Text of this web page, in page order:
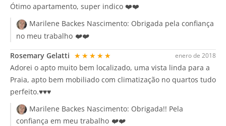
Ótimo apartamento, super indico ❤️❤️
Marilene Backes Nascimento: Obrigada pela confiança
no meu trabalho ❤️❤️
enero de 2018
Rosemary Gelatti ★★★★★
Adorei o apto muito bem localizado, uma vista linda para a
Praia, apto bem mobiliado com climatização no quartos tudo
perfeito.♥♥♥
Marilene Backes Nascimento: Obrigada!! Pela
confiança em meu trabalho ❤️❤️